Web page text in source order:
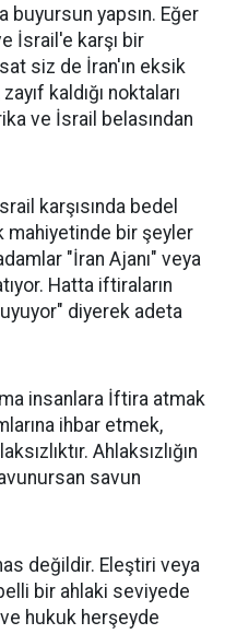
buyursun yapsın. Eğer
İsrail'e karşı bir
siz de İran'ın eksik
kaldığı noktaları
ve İsrail belasından
karşısında bedel
bir şeyler
"İran Ajanı" veya
Hatta iftiraların
diyerek adeta
insanlara İftira atmak
ihbar etmek,
Ahlaksızlığın
savun
değildir. Eleştiri veya
bir ahlaki seviyede
hukuk herşeyde